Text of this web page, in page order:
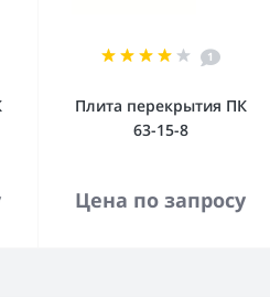
1
Плита перекрытия ПК
63-15-8
Цена по запросу